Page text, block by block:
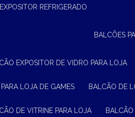
REFRIGERADO
BALCÕES
EXPOSITOR DE VIDRO PARA LOJA
PARA LOJA DE GAMES BALCÃO DE
DE VITRINE PARA LOJA